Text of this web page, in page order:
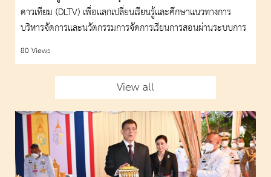
ไกลผ่านดาวเทียม (DLTV)
ดาวเทียม (DLTV) เพื่อแลกเปลี่ยนเรียนรู้และศึกษาแนวทางการ
บริหารจัดการและนวัตกรรมการจัดการเรียนการสอนผ่านระบบการ
ศึกษาทางไกลผ่านดาวเทียม
80 Views
View all